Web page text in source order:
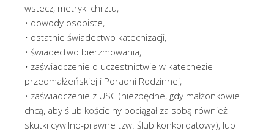
wstecz, metryki chrztu,
• dowody osobiste,
• ostatnie świadectwo katechizacji,
• świadectwo bierzmowania,
• zaświadczenie o uczestnictwie w katechezie
przedmałżeńskiej i Poradni Rodzinnej,
• zaświadczenie z USC (niezbędne, gdy małżonkowie
chcą, aby ślub kościelny pociągał za sobą również
skutki cywilno-prawne tzw. ślub konkordatowy), lub